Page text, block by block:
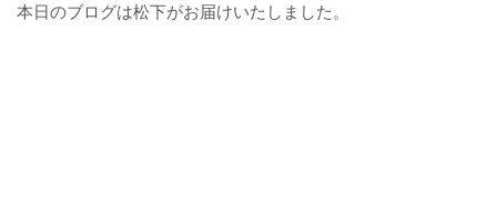
本日のブログは松下がお届けいたしました。